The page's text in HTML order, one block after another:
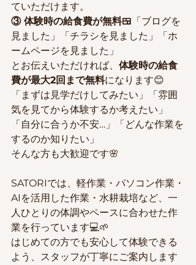
ていただけます。
③ 体験時の給食費が無料🍱 「ブログを
見ました」「チラシを見ました」「ホ
ームページを見ました」
とお伝えいただければ、 体験時の給食
費が最大2回まで無料になります😊
「まずは見学だけしてみたい」「雰囲
気を見てから体験するか考えたい」
「自分に合うか不安…」「どんな作業を
するのか知りたい」
そんな方も大歓迎です🌸
SATORIでは、軽作業・パソコン作業・
AIを活用した作業・水耕栽培など、一
人ひとりの体調やペースに合わせた作
業を行っています💻🌱
はじめての方でも安心して体験できる
よう、スタッフが丁寧にご案内します